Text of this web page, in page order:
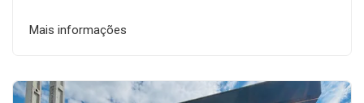
Mais informações